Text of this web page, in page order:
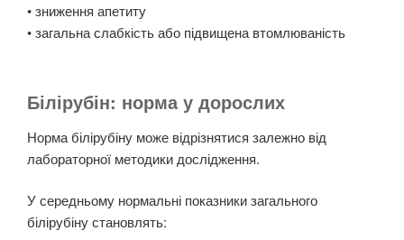
• зниження апетиту
• загальна слабкість або підвищена втомлюваність
Білірубін: норма у дорослих
Норма білірубіну може відрізнятися залежно від
лабораторної методики дослідження.
У середньому нормальні показники загального
білірубіну становлять: